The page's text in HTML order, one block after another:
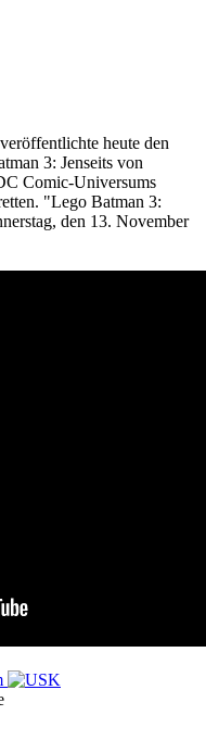
heute den
3: Jenseits von
Comic-Universums
"Lego Batman 3:
den 13. November